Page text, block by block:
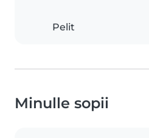
Pelit
Minulle sopii